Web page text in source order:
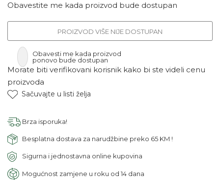
Obavestite me kada proizvod bude dostupan
PROIZVOD VIŠE NIJE DOSTUPAN
Obavesti me kada proizvod
ponovo bude dostupan
Morate biti verifikovani korisnik kako bi ste videli cenu
proizvoda
Sačuvajte u listi želja
Brza isporuka!
Besplatna dostava za narudžbine preko 65 KM !
Sigurna i jednostavna online kupovina
Mogućnost zamjene u roku od 14 dana